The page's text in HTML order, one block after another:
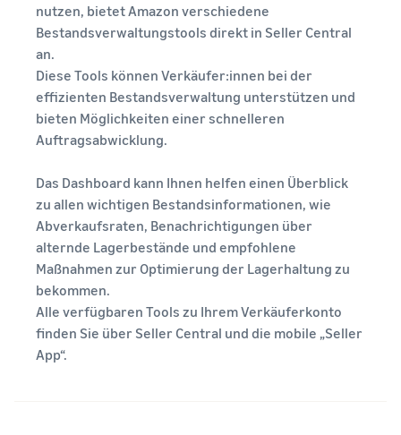
nutzen, bietet Amazon verschiedene
Bestandsverwaltungstools direkt in Seller Central
an.
Diese Tools können Verkäufer:innen bei der
effizienten Bestandsverwaltung unterstützen und
bieten Möglichkeiten einer schnelleren
Auftragsabwicklung.
Das Dashboard kann Ihnen helfen einen Überblick
zu allen wichtigen Bestandsinformationen, wie
Abverkaufsraten, Benachrichtigungen über
alternde Lagerbestände und empfohlene
Maßnahmen zur Optimierung der Lagerhaltung zu
bekommen.
Alle verfügbaren Tools zu Ihrem Verkäuferkonto
finden Sie über Seller Central und die mobile „Seller
App“.